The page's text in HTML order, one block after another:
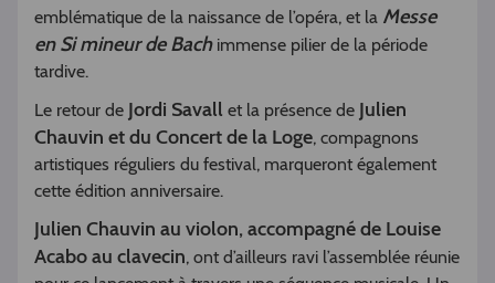
emblématique de la naissance de l’opéra, et la Messe
en Si mineur de Bachimmense pilier de la période
tardive.
Le retour de Jordi Savall et la présence de Julien
Chauvin et du Concert de la Loge, compagnons
artistiques réguliers du festival, marqueront également
cette édition anniversaire.
Julien Chauvin au violon, accompagné de Louise
Acabo au clavecin, ont d’ailleurs ravi l’assemblée réunie